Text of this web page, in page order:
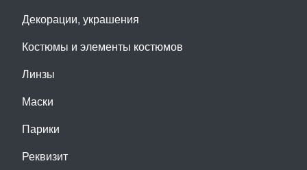
Декорации, украшения
Костюмы и элементы костюмов
Линзы
Маски
Парики
Реквизит